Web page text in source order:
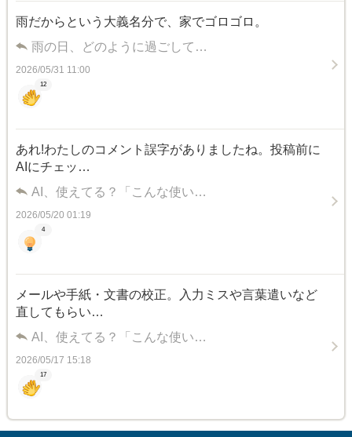
雨だからという大義名分で、家でゴロゴロ。
雨の日、どのように過ごして…
2026/05/31 11:00
12
あれ!わたしのコメント誤字がありましたね。投稿前に
AIにチェッ…
AI、使えてる？「こんな使い…
2026/05/20 01:19
4
メールや手紙・文書の校正。入力ミスや言葉遣いなど
直してもらい…
AI、使えてる？「こんな使い…
2026/05/17 15:18
17